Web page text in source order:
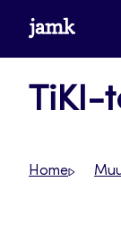
Siirrywww.jamk.fi
TiKI-
Home